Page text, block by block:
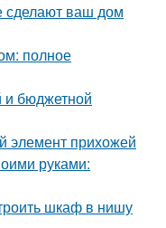
сделают ваш дом
полное
и бюджетной
элемент прихожей
руками:
шкаф в нишу